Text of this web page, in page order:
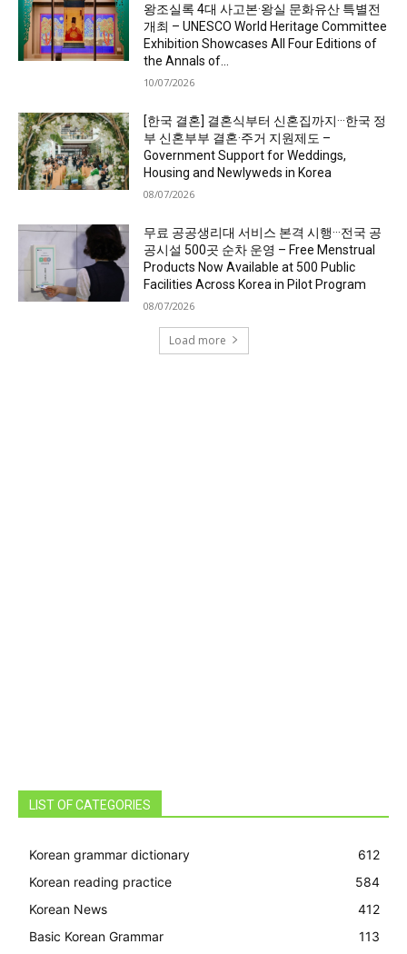
왕조실록 4대 사고본·왕실 문화유산 특별전
개최 – UNESCO World Heritage Committee
Exhibition Showcases All Four Editions of
the Annals of...
10/07/2026
[한국 결혼] 결혼식부터 신혼집까지···한국 정
부 신혼부부 결혼·주거 지원제도 –
Government Support for Weddings,
Housing and Newlyweds in Korea
08/07/2026
무료 공공생리대 서비스 본격 시행···전국 공
공시설 500곳 순차 운영 – Free Menstrual
Products Now Available at 500 Public
Facilities Across Korea in Pilot Program
08/07/2026
Load more
LIST OF CATEGORIES
Korean grammar dictionary
612
Korean reading practice
584
Korean News
412
Basic Korean Grammar
113